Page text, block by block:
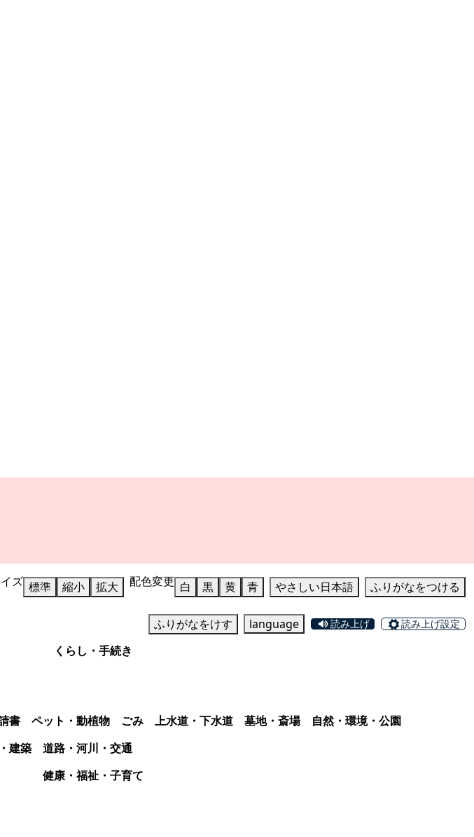
ズ 標準 縮小 拡大 配色変更 白 黒 黄 青 やさしい日本語 ふりがなをつける
ふりがなをけす language 読み上げ 読み上げ設定
くらし・手続き
書 ペット・動植物 ごみ 上水道・下水道 墓地・斎場
自然・環境・公園
建築
道路・河川・交通
健康・福祉・子育て